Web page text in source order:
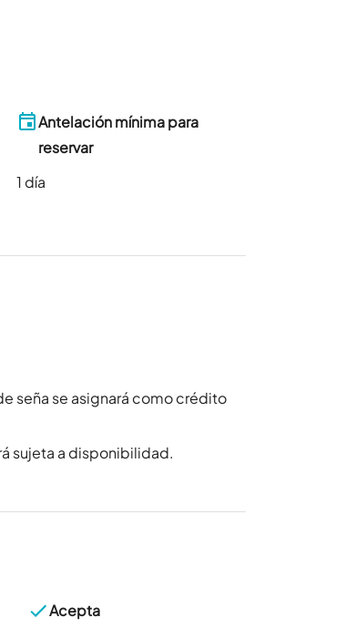
Antelación mínima para
reservar
1 día
seña se asignará como crédito
sujeta a disponibilidad.
Acepta